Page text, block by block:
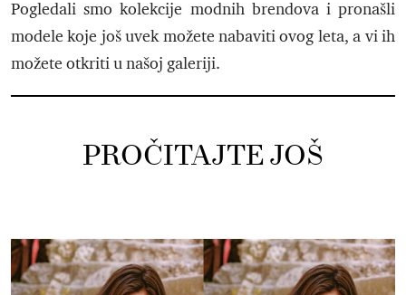
Pogledali smo kolekcije modnih brendova i pronašli
modele koje još uvek možete nabaviti ovog leta, a vi ih
možete otkriti u našoj galeriji.
PROČITAJTE JOŠ